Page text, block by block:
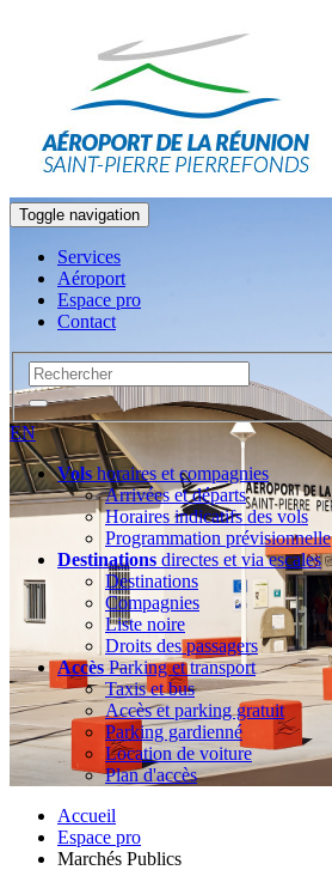
Toggle navigation
Services
Aéroport
Espace pro
Contact
EN
Volshoraires et compagnies
Arrivées et départs
Horaires indicatifs des vols
Programmation prévisionnelle
Destinations directes et via escales
Destinations
Compagnies
Liste noire
Droits des passagers
AccèsParking et transport
Taxis et bus
Accès et parking gratuit
Parking gardienné
Location de voiture
Plan d'accès
Accueil
Espace pro
Marchés Publics